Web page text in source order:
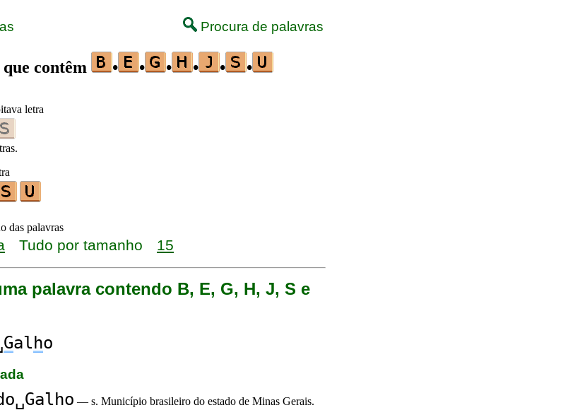
Procura de palavras
contêm • • • • • •
letra
das palavras
Tudo por tamanho 15
palavra contendo B, E, G, H, J, S e
Galho
— s. Município brasileiro do estado de Minas Gerais.